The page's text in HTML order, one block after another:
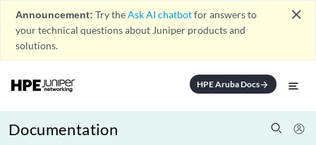
Announcement: Try theAsk AI chatbotfor answers to
your technical questions about Juniper products and
solutions.
close
HPE Aruba Docsarrow_forward
Documentation